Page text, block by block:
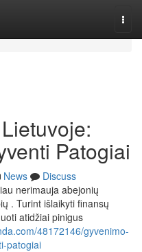
Patogiai
News
Discuss
nerimauja abejonių
. Turint išlaikyti finansų
atidžiai pinigus
48172146/gyvenimo-
patogiai